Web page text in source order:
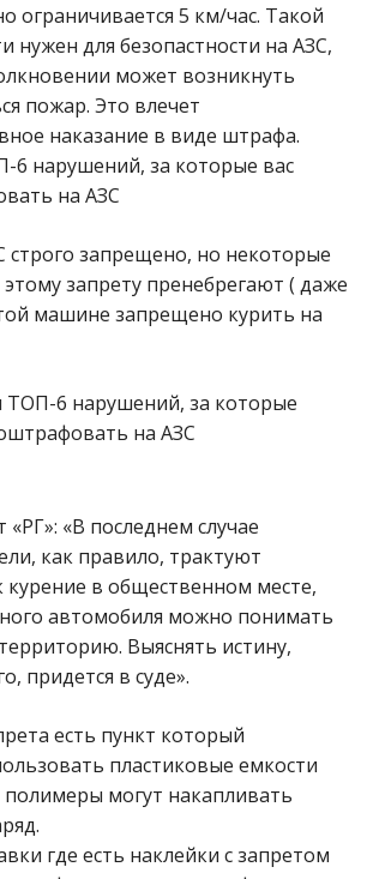
ограничивается 5 км/час. Такой
нужен для безопастности на АЗС,
может возникнуть
пожар. Это влечет
наказание в виде штрафа.
строго запрещено, но некоторые
запрету пренебрегают ( даже
машине запрещено курить на
«В последнем случае
как правило, трактуют
курение в общественном месте,
автомобиля можно понимать
Выяснять истину,
придется в суде».
есть пункт который
пластиковые емкости
полимеры могут накапливать
где есть наклейки с запретом